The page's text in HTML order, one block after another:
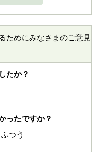
ためにみなさまのご意見
たか？
ったですか？
つう